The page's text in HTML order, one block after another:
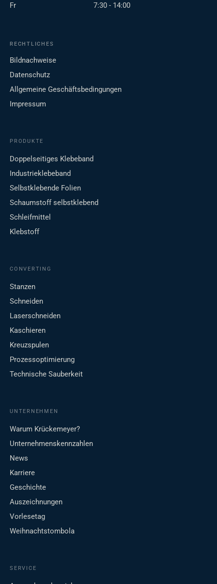
Fr
7:30 - 14:00
RECHTLICHES
Bildnachweise
Datenschutz
Allgemeine Geschäftsbedingungen
Impressum
PRODUKTE
Doppelseitiges Klebeband
Industrieklebeband
Selbstklebende Folien
Schaumstoff selbstklebend
Schleifmittel
Klebstoff
CONVERTING
Stanzen
Schneiden
Laserschneiden
Kaschieren
Kreuzspulen
Prozessoptimierung
Technische Sauberkeit
UNTERNEHMEN
Warum Krückemeyer?
Unternehmenskennzahlen
News
Karriere
Geschichte
Auszeichnungen
Vorlesetag
Weihnachtstombola
SERVICE